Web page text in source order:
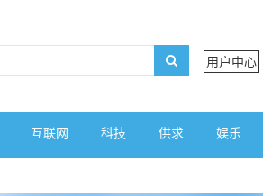
用户中心
互联网 科技 供求 娱乐